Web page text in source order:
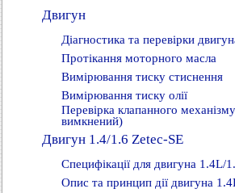
Двигун
Діагностика та перевірки
Протікання моторного масла
Вимірювання тиску стиснення
Вимірювання тиску олії
Перевірка клапанного
вимкнений)
Двигун 1.4/1.6 Zetec-SE
Специфікації для двигуна 1.4L/
Опис та принцип дії двигуна